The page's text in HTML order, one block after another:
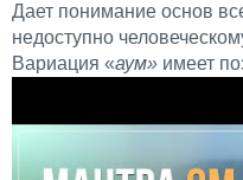
Дает понимание основ
недоступно
Вариация «аум» имеет